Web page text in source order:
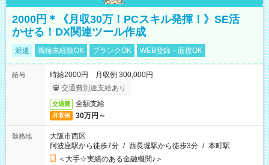
2000円＊《月収30万！PCスキル発揮！》SE活
かせる！DX関連ツール作成
派遣 職種未経験OK ブランクOK WEB登録・面接OK
給与
時給2000円 月収例 300,000円
交通費別途支給あり
交通費 全額支給
月収例 30万円～
勤務地
大阪市西区
阿波座駅から徒歩7分 / 西長堀駅から徒歩3分 / 本町駅
＜大手☆実績のある金融機関♪＞